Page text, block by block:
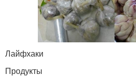
Лайфхаки
Продукты